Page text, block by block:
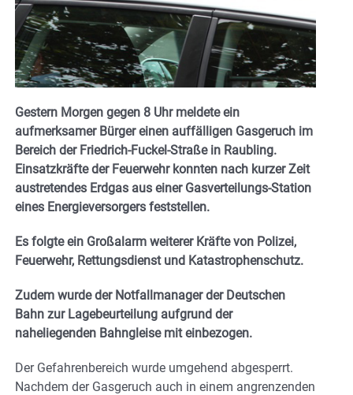
Gestern Morgen gegen 8 Uhr meldete ein
aufmerksamer Bürger einen auffälligen Gasgeruch im
Bereich der Friedrich-Fuckel-Straße in Raubling.
Einsatzkräfte der Feuerwehr konnten nach kurzer Zeit
austretendes Erdgas aus einer Gasverteilungs-Station
eines Energieversorgers feststellen.
Es folgte ein Großalarm weiterer Kräfte von Polizei,
Feuerwehr, Rettungsdienst und Katastrophenschutz.
Zudem wurde der Notfallmanager der Deutschen
Bahn zur Lagebeurteilung aufgrund der
naheliegenden Bahngleise mit einbezogen.
Der Gefahrenbereich wurde umgehend abgesperrt.
Nachdem der Gasgeruch auch in einem angrenzenden